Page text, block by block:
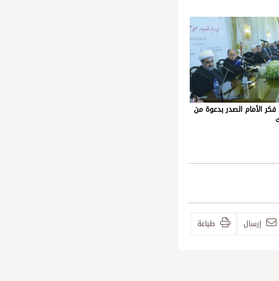
الأمام الصدر بدعوة من
إرسال طباعة